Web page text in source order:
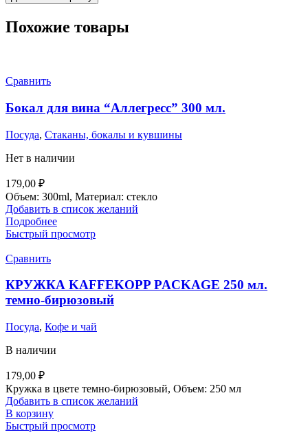
Похожие товары
Сравнить
Бокал для вина “Аллегресс” 300 мл.
Посуда, Стаканы, бокалы и кувшины
Нет в наличии
179,00 ₽
Объем: 300ml, Материал: стекло
Добавить в список желаний
Подробнее
Быстрый просмотр
Сравнить
КРУЖКА KAFFEKOPP PACKAGE 250 мл.
темно-бирюзовый
Посуда, Кофе и чай
В наличии
179,00 ₽
Кружка в цвете темно-бирюзовый, Объем: 250 мл
Добавить в список желаний
В корзину
Быстрый просмотр